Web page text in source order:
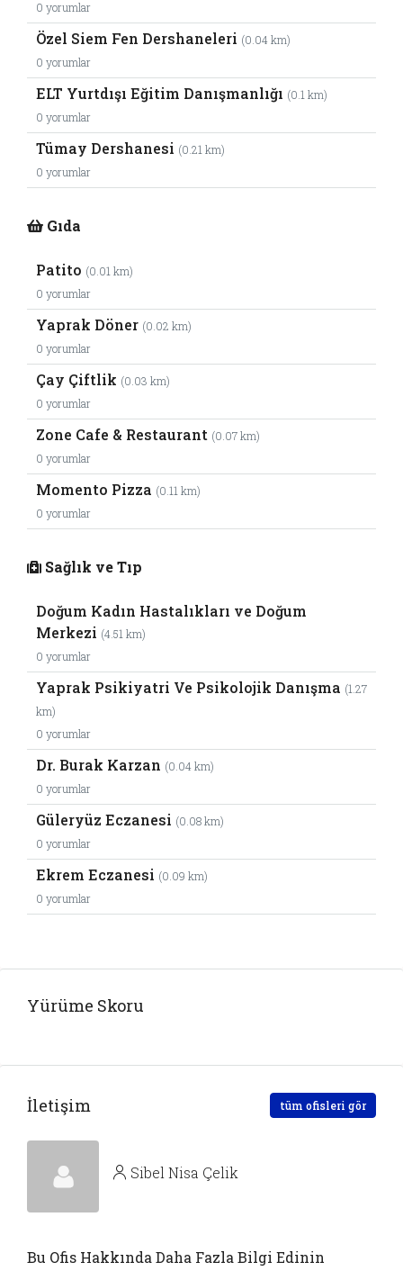
0 yorumlar
Özel Siem Fen Dershaneleri (0.04 km)
0 yorumlar
ELT Yurtdışı Eğitim Danışmanlığı (0.1 km)
0 yorumlar
Tümay Dershanesi (0.21 km)
0 yorumlar
Gıda
Patito (0.01 km)
0 yorumlar
Yaprak Döner (0.02 km)
0 yorumlar
Çay Çiftlik (0.03 km)
0 yorumlar
Zone Cafe & Restaurant (0.07 km)
0 yorumlar
Momento Pizza (0.11 km)
0 yorumlar
Sağlık ve Tıp
Doğum Kadın Hastalıkları ve Doğum
Merkezi (4.51 km)
0 yorumlar
Yaprak Psikiyatri Ve Psikolojik Danışma (1.27
km)
0 yorumlar
Dr. Burak Karzan (0.04 km)
0 yorumlar
Güleryüz Eczanesi (0.08 km)
0 yorumlar
Ekrem Eczanesi (0.09 km)
0 yorumlar
Yürüme Skoru
İletişim tüm ofisleri gör
Sibel Nisa Çelik
Bu Ofis Hakkında Daha Fazla Bilgi Edinin